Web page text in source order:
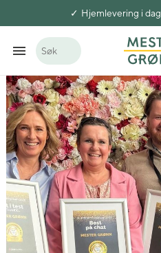
Hjemlevering i dag
Søk